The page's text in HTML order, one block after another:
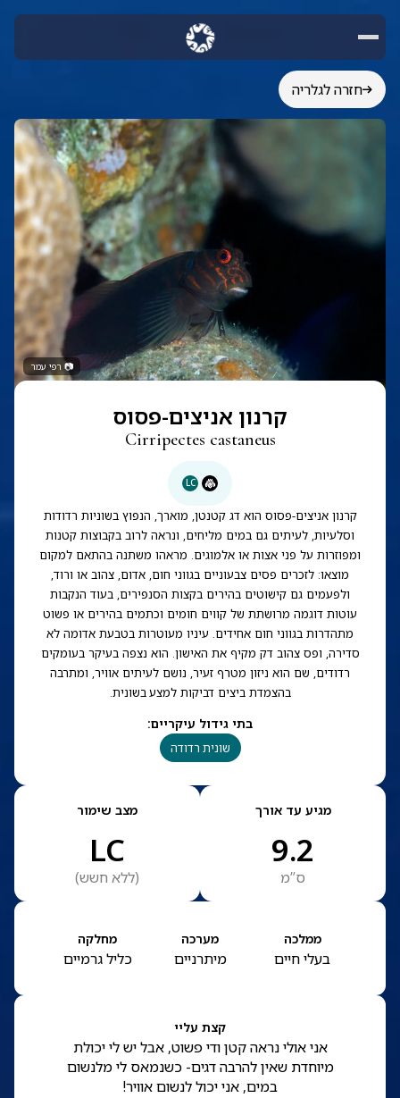
חזרה לגלריה
📷 רפי עמר
קרנון אניצים-פסוס
Cirripectes castaneus
LC
קרנון אניצים-פסוס הוא דג קטנטן, מוארך, הנפוץ בשוניות רדודות
וסלעיות, לעיתים גם במים מליחים, ונראה לרוב בקבוצות קטנות
ומפוזרות על פני אצות או אלמוגים. מראהו משתנה בהתאם למקום
מוצאו: לזכרים פסים צבעוניים בגווני חום, אדום, צהוב או ורוד,
ולפעמים גם קישוטים בהירים בקצות הסנפירים, בעוד הנקבות
עוטות דוגמה מרושתת של קווים חומים וכתמים בהירים או פשוט
מתהדרות בגווני חום אחידים. עיניו מעוטרות בטבעת אדומה לא
סדירה, ופס צהוב דק מקיף את האישון. הוא נצפה בעיקר בעומקים
רדודים, שם הוא ניזון מטרף זעיר, נושם לעיתים אוויר, ומתרבה
בהצמדת ביצים דביקות למצע בשונית.
בתי גידול עיקריים:
שונית רדודה
מגיע עד אורך
9.2
ס”מ
מצב שימור
LC
(ללא חשש)
ממלכה
בעלי חיים
מערכה
מיתרניים
מחלקה
כליל גרמיים
קצת עליי
אני אולי נראה קטן ודי פשוט, אבל יש לי יכולת
מיוחדת שאין להרבה דגים- כשנמאס לי מלנשום
במים, אני יכול לנשום אוויר!